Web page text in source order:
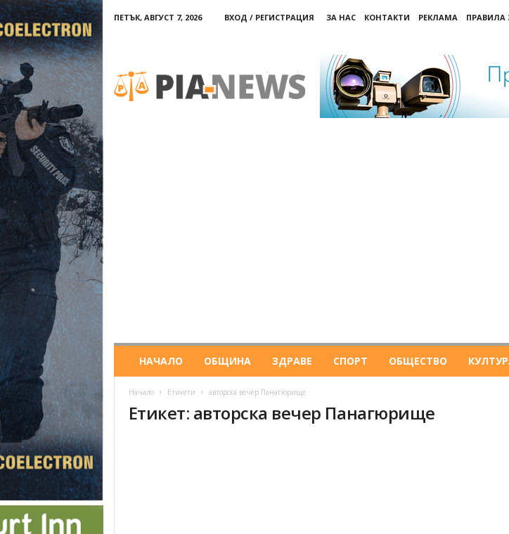
ПЕТЪК, АВГУСТ 7, 2026 ВХОД / РЕГИСТРАЦИЯ ЗА НАС КОНТАКТИ РЕКЛАМА ПРАВИЛА
НАЧАЛО ОБЩИНА ЗДРАВЕ СПОРТ ОБЩЕСТВО
Начало Етикети авторска вечер Панагюрище
Етикет: авторска вечер Панагюрище